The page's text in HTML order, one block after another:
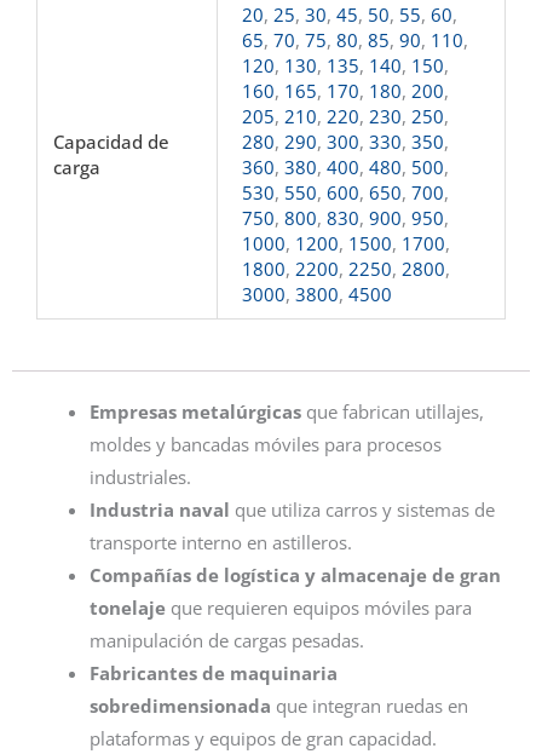
Capacidad de
carga
20, 25, 30, 45, 50, 55, 60,
65, 70, 75, 80, 85, 90, 110,
120, 130, 135, 140, 150,
160, 165, 170, 180, 200,
205, 210, 220, 230, 250,
280, 290, 300, 330, 350,
360, 380, 400, 480, 500,
530, 550, 600, 650, 700,
750, 800, 830, 900, 950,
1000, 1200, 1500, 1700,
1800, 2200, 2250, 2800,
3000, 3800, 4500
Empresas metalúrgicasque fabrican utillajes,
moldes y bancadas móviles para procesos
industriales.
Industria naval que utiliza carros y sistemas de
transporte interno en astilleros.
Compañías de logística y almacenaje de gran
tonelajeque requieren equipos móviles para
manipulación de cargas pesadas.
Fabricantes de maquinaria
sobredimensionada que integran ruedas en
plataformas y equipos de gran capacidad.